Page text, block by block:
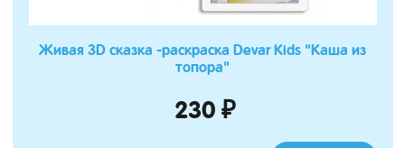
Живая 3D сказка -раскраска Devar Kids "Каша из
топора"
230 ₽